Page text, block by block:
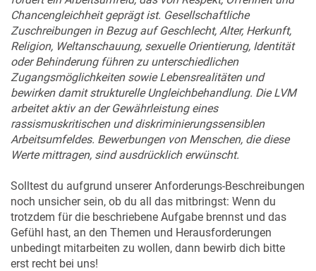
Chancengleichheit geprägt ist. Gesellschaftliche
Zuschreibungen in Bezug auf Geschlecht, Alter, Herkunft,
Religion, Weltanschauung, sexuelle Orientierung, Identität
oder Behinderung führen zu unterschiedlichen
Zugangsmöglichkeiten sowie Lebensrealitäten und
bewirken damit strukturelle Ungleichbehandlung. Die LVM
arbeitet aktiv an der Gewährleistung eines
rassismuskritischen und diskriminierungssensiblen
Arbeitsumfeldes. Bewerbungen von Menschen, die diese
Werte mittragen, sind ausdrücklich erwünscht.
Solltest du aufgrund unserer Anforderungs-Beschreibungen
noch unsicher sein, ob du all das mitbringst: Wenn du
trotzdem für die beschriebene Aufgabe brennst und das
Gefühl hast, an den Themen und Herausforderungen
unbedingt mitarbeiten zu wollen, dann bewirb dich bitte
erst recht bei uns!